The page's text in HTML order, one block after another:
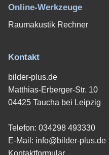
Online-Werkzeuge
Raumakustik Rechner
Kontakt
bilder-plus.de
Matthias-Erberger-Str. 10
04425 Taucha bei Leipzig
Telefon: 034298 493330
E-Mail: info@bilder-plus.de
Kontaktformular